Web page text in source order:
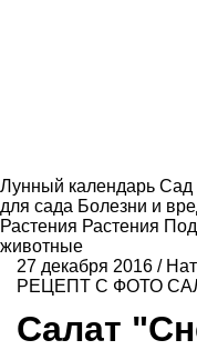
Лунный календарь Сад
для сада Болезни и
Растения Растения
животные
27 декабря 2016 /
РЕЦЕПТ С ФОТО
Салат